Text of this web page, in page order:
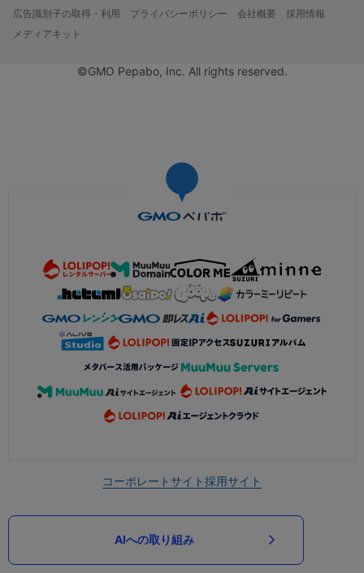
広告識別子の取得・利用
プライバシーポリシー 会社概要
採用情報
メディアキット
©GMO Pepabo, Inc. All rights reserved.
コーポレートサイト採用サイト
AIへの取り組み